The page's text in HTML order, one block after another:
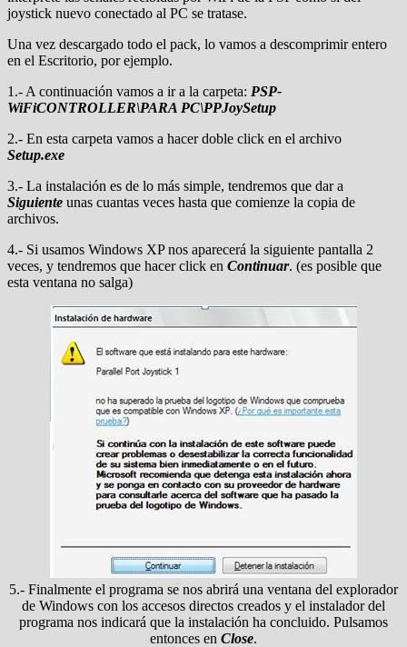
joystick nuevo conectado al PC se tratase.
Una vez descargado todo el pack, lo vamos a descomprimir entero
en el Escritorio, por ejemplo.
1.- A continuación vamos a ir a la carpeta: PSP-
WiFiCONTROLLER\PARA PC\PPJoySetup
2.- En esta carpeta vamos a hacer doble click en el archivo
Setup.exe
3.- La instalación es de lo más simple, tendremos que dar a
Siguiente unas cuantas veces hasta que comienze la copia de
archivos.
4.- Si usamos Windows XP nos aparecerá la siguiente pantalla 2
veces, y tendremos que hacer click en Continuar. (es posible que
esta ventana no salga)
5.- Finalmente el programa se nos abrirá una ventana del explorador
de Windows con los accesos directos creados y el instalador del
programa nos indicará que la instalación ha concluido. Pulsamos
entonces en Close.